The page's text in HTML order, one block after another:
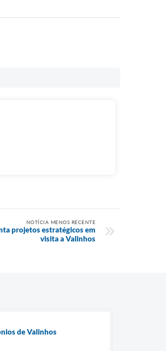
NOTÍCIA MENOS RECENTE
projetos estratégicos em
visita a Valinhos
de Valinhos